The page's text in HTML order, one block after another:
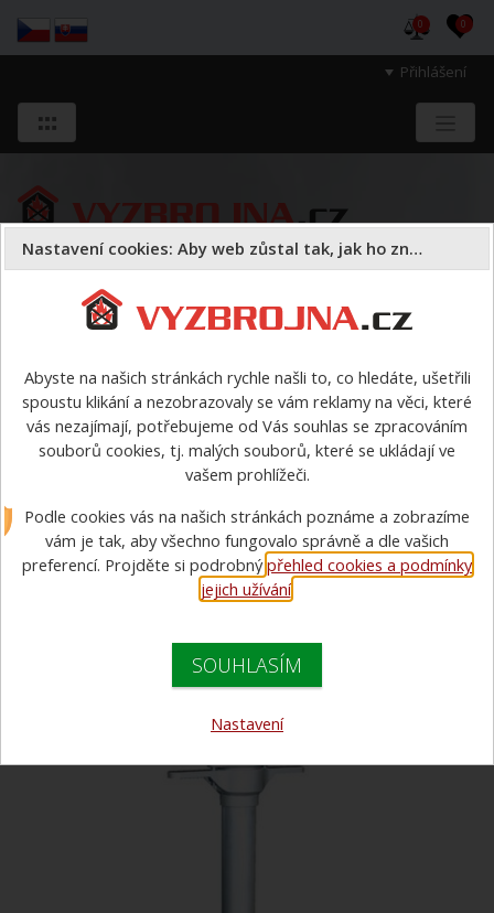
Přihlášení
0 0
a majetek druhých.
Armatury ostatní armatury>Hydrantový nástavec
vřetenový DN100
vřetenový DN100
Nastavení cookies: Aby web zůstal tak, jak ho znáte
Abyste na našich stránkách rychle našli to, co hledáte, ušetřili
spoustu klikání a nezobrazovaly se vám reklamy na věci, které
vás nezajímají, potřebujeme od Vás souhlas se zpracováním
souborů cookies, tj. malých souborů, které se ukládají ve
vašem prohlížeči.
Podle cookies vás na našich stránkách poznáme a zobrazíme
vám je tak, aby všechno fungovalo správně a dle vašich
preferencí. Projděte si podrobnýpřehled cookies a podmínky
jejich užívání.
SOUHLASÍM
Nastavení